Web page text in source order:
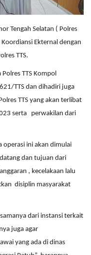
Tengah Selatan ( Polres
Ekternal dengan
TTS.
TTS Kompol
TTS dan dihadiri juga
TTS yang akan terlibat
serta perwakilan dari
operasi ini akan dimulai
dan tujuan dari
, kecelakaan lalu
disiplin masyarakat
dari instansi terkait
juga agar
yang ada di dinas